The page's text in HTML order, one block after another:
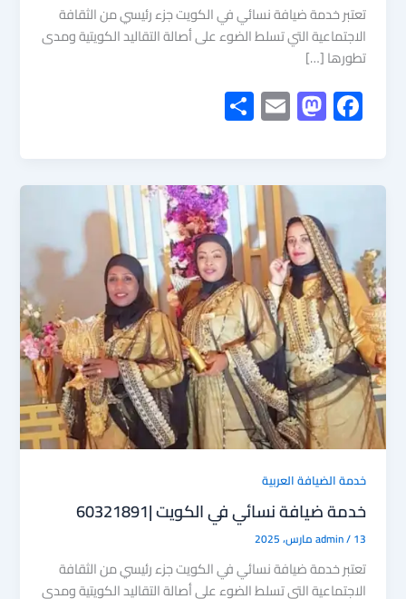
تعتبر خدمة ضيافة نسائي في الكويت جزء رئيسي من الثقافة
الاجتماعية التي تسلط الضوء على أصالة التقاليد الكويتية ومدى
تطورها […]
F
ac
b
o
ok
M
as
d
o
n
E
m
e
خدمة الضيافة العربية
خدمة ضيافة نسائي في الكويت |60321891
admin/13 مارس، 2025
تعتبر خدمة ضيافة نسائي في الكويت جزء رئيسي من الثقافة
الاجتماعية التي تسلط الضوء على أصالة التقاليد الكويتية ومدى